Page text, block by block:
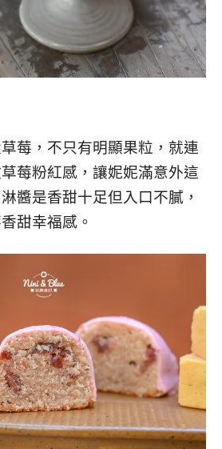
莓，不只有明顯果粒，就連
莓粉紅感，讓妮妮滿意外這
醬是香甜十足但入口不膩，
甜幸福感。